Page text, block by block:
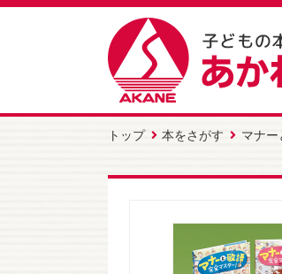
トップ 本をさがす マナ